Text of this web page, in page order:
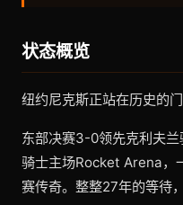
状态概览
纽约尼克斯正站在历史的门
东部决赛3-0领先克利夫
骑士主场Rocket Arena，
赛传奇。整整27年的等待